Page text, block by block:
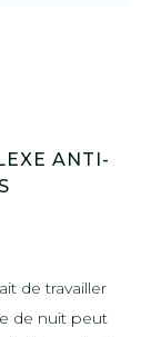
ANTI-
de travailler
de nuit peut